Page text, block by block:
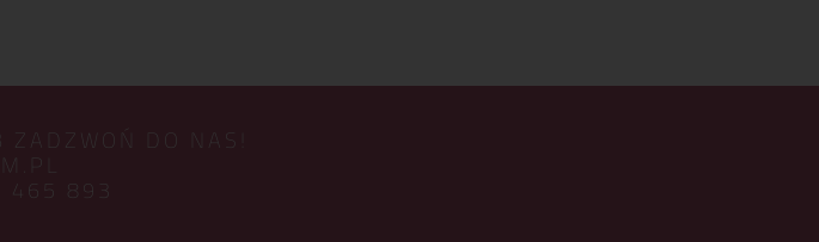
DO NAS!
465 893